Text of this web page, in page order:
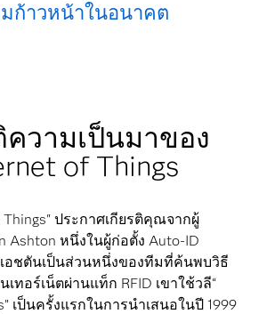
ก้าวหน้าในอนาคต
ความเป็นมาของ
of Things
Things" ประกาศเกียรติคุณจากผู้
Ashton หนึ่งในผู้ก่อตั้ง Auto-ID
อชตันเป็นส่วนหนึ่งของทีมที่ค้นพบวิธี
ทอร์เน็ตผ่านแท็ก RFID เขาใช้วลี“
เป็นครั้งแรกในการนำเสนอในปี 1999